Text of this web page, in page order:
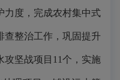
力度，完成农村集中式
查整治工作，巩固提升
攻坚战项目11个，实施